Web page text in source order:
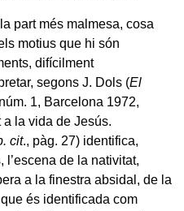
part més malmesa, cosa
motius que hi són
difícilment
segons J. Dols (El
núm. 1, Barcelona 1972,
la vida de Jesús.
cit., pàg. 27) identifica,
l’escena de la nativitat,
a la finestra absidal, de la
és identificada com